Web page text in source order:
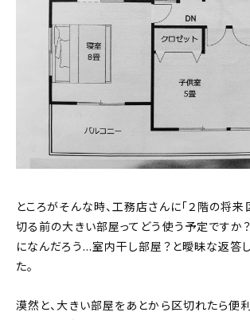
ところがそんな時、工務店さんに「２階の将
切る前の大きい部屋ってどう使う予定ですか
になんだろう…室内干し部屋？と曖昧な返答
た。
漠然と、大きい部屋をあとから区切れたら便